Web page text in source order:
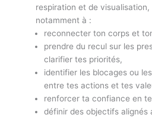
respiration et de visualisation,
notamment à :
reconnecter ton corps et
prendre du recul sur les
clarifier tes priorités,
identifier les blocages ou
entre tes actions et tes
renforcer ta confiance en
définir des objectifs alignés